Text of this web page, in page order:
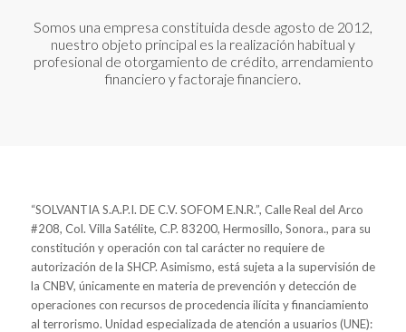
Somos una empresa constituida desde agosto de 2012,
nuestro objeto principal es la realización habitual y
profesional de otorgamiento de crédito, arrendamiento
financiero y factoraje financiero.
“SOLVANTIA S.A.P.I. DE C.V. SOFOM E.N.R.”, Calle Real del Arco
#208, Col. Villa Satélite, C.P. 83200, Hermosillo, Sonora., para su
constitución y operación con tal carácter no requiere de
autorización de la SHCP. Asimismo, está sujeta a la supervisión de
la CNBV, únicamente en materia de prevención y detección de
operaciones con recursos de procedencia ilícita y financiamiento
al terrorismo. Unidad especializada de atención a usuarios (UNE):